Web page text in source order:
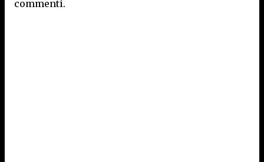
commenti.